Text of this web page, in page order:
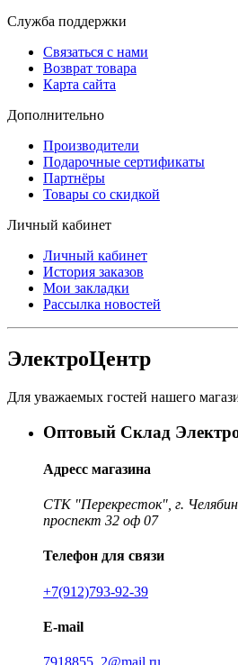
Служба поддержки
Связаться с нами
Возврат товара
Карта сайта
Дополнительно
Производители
Подарочные сертификаты
Партнёры
Товары со скидкой
Личный кабинет
Личный кабинет
История заказов
Мои закладки
Рассылка новостей
ЭлектроЦентр
Для уважаемых гостей нашего
Оптовый Склад
Адресс магазина
СТК "Перекресток", г.
проспект 32 оф 07
Телефон для связи
+7(912)793-92-39
E-mail